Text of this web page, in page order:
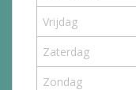
Vrijdag
Zaterdag
Zondag